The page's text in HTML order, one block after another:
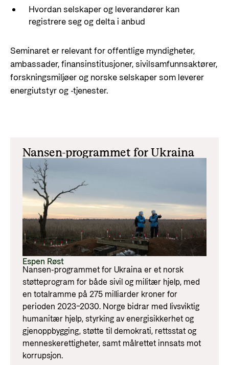
Hvordan selskaper og leverandører kan
registrere seg og delta i anbud
Seminaret er relevant for offentlige myndigheter,
ambassader, finansinstitusjoner, sivilsamfunnsaktører,
forskningsmiljøer og norske selskaper som leverer
energiutstyr og -tjenester.
Nansen-programmet for Ukraina
Espen Røst
Nansen-programmet for Ukraina er et norsk
støtteprogram for både sivil og militær hjelp, med
en totalramme på 275 milliarder kroner for
perioden 2023–2030. Norge bidrar med livsviktig
humanitær hjelp, styrking av energisikkerhet og
gjenoppbygging, støtte til demokrati, rettsstat og
menneskerettigheter, samt målrettet innsats mot
korrupsjon.